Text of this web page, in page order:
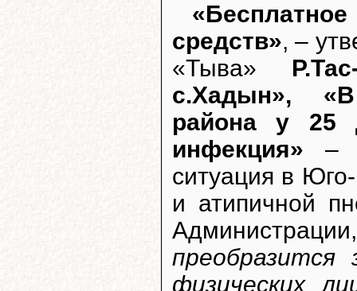
средств», –
«Тыва»
с.Хадын», «В
района у 25
инфекция» –
ситуация в
и атипичной
физических